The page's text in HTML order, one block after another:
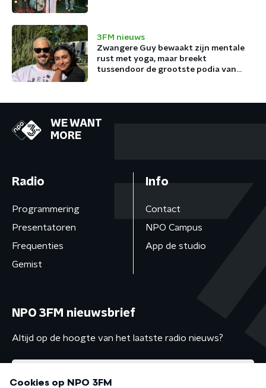
3FM nieuws
Zwangere Guy bewaakt zijn mentale
rust met yoga, maar breekt
tussendoor de grootste podia van
WE WANT
MORE
Radio
Programmering
Presentatoren
Frequenties
Gemist
Info
Contact
NPO Campus
App de studio
NPO 3FM nieuwsbrief
Altijd op de hoogte van het laatste radio nieuws?